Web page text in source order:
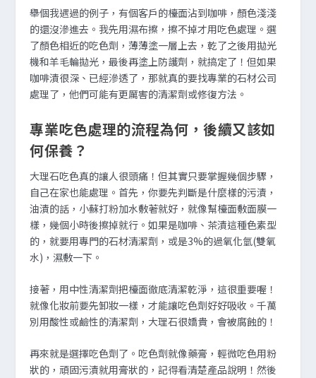
舉個我遇過的例子，有個客戶的檯面沾到咖啡，顏色淺淺
的還沒滲進去。我先用濕布擦，擦不掉才用吃色處理。選
了顏色相近的吃色劑，薄薄塗一層上去，乾了之後用拋光
機和羊毛輪拋光，最後再塗上防護劑，就搞定了！但如果
咖啡漬很深、已經滲透了，那就真的要找專業的石材公司
處理了，他們可能有更厲害的清潔劑或修復方法。
專業吃色處理的流程為何，後續又該如
何保養？
大理石吃色真的讓人很頭痛！但其實只要掌握幾個步驟，
自己在家也能處理。首先，你要先判斷是什麼樣的污漬，
油漬的話，小蘇打粉加水敷著就好，就像幫檯面敷面膜一
樣，幾個小時後擦掉就行。如果是咖啡、茶漬這種色素型
的，就要用專門的石材清潔劑，或是3%的過氧化氫(雙氧
水)，濕敷一下。
接著，用中性清潔劑把檯面徹底清潔乾淨，這很重要喔！
就像化妝前要先卸妝一樣，才能讓吃色劑好好吸收。千萬
別用酸性或鹼性的清潔劑，大理石很嬌貴，會被腐蝕的！
再來就是選擇吃色劑了。吃色劑就像藥膏，輕微吃色用粉
狀的，頑固污漬就用膏狀的，記得看清楚產品說明！然後